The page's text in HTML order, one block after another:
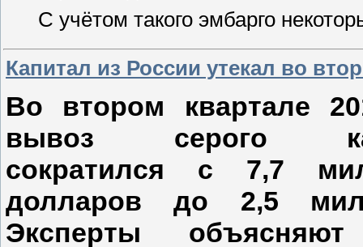
С учётом такого эмбарго
Капитал из России утекал во
Во втором квартале
вывоз серого
сократился с 7,7
долларов до 2,5
Эксперты